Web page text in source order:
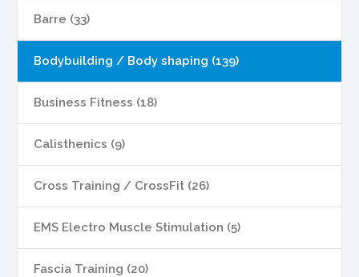
Barre (33)
Bodybuilding / Body shaping (139)
Business Fitness (18)
Calisthenics (9)
Cross Training / CrossFit (26)
EMS Electro Muscle Stimulation (5)
Fascia Training (20)